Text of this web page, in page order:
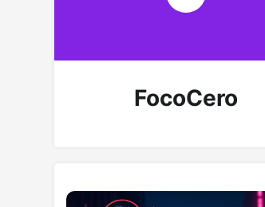
FocoCero